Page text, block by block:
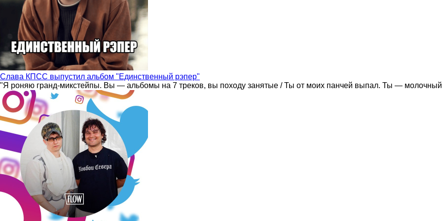
Слава КПСС выпустил альбом "Единственный рэпер"
"Я роняю гранд-микстейпы. Вы — альбомы на 7 треков, вы походу занятые / Ты от моих панчей выпал. Ты —